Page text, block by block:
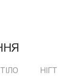
НІГТІ